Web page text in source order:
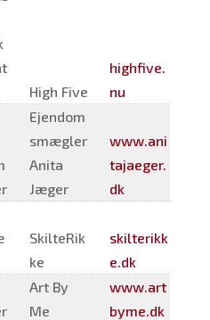
High Five
highfive.
nu
Ejendom
smægler
Anita
Jæger
www.ani
tajaeger.
dk
SkilteRik
ke
skilterikk
e.dk
Art By
Me
www.art
byme.dk